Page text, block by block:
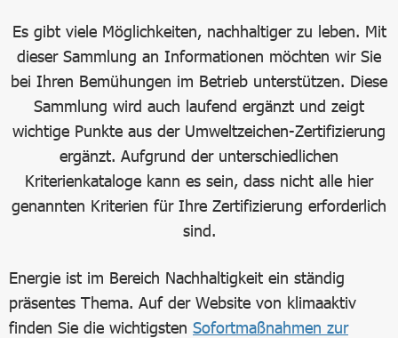
Es gibt viele Möglichkeiten, nachhaltiger zu leben. Mit
dieser Sammlung an Informationen möchten wir Sie
bei Ihren Bemühungen im Betrieb unterstützen. Diese
Sammlung wird auch laufend ergänzt und zeigt
wichtige Punkte aus der Umweltzeichen-Zertifizierung
ergänzt. Aufgrund der unterschiedlichen
Kriterienkataloge kann es sein, dass nicht alle hier
genannten Kriterien für Ihre Zertifizierung erforderlich
sind.
Energie ist im Bereich Nachhaltigkeit ein ständig
präsentes Thema. Auf der Website von klimaaktiv
finden Sie die wichtigsten Sofortmaßnahmen zur